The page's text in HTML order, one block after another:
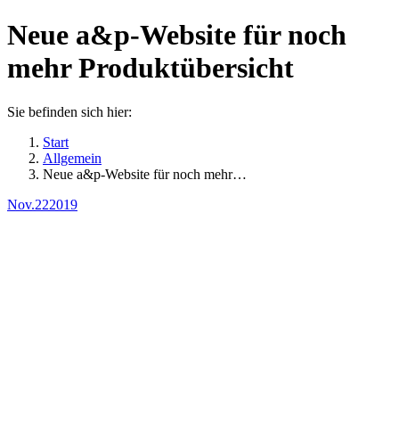
Neue a&p-Website für noch
mehr Produktübersicht
Sie befinden sich hier:
Start
Allgemein
Neue a&p-Website für noch mehr…
Nov.222019